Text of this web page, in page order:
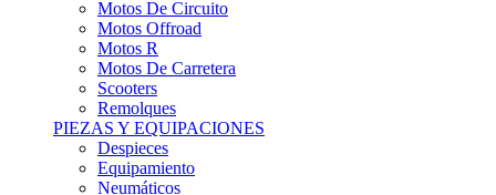
Motos R
Motos De Carretera
Scooters
Remolques
PIEZAS Y EQUIPACIONES
Despieces
Equipamiento
Neumáticos
ANUNCIOS DE COMPRA